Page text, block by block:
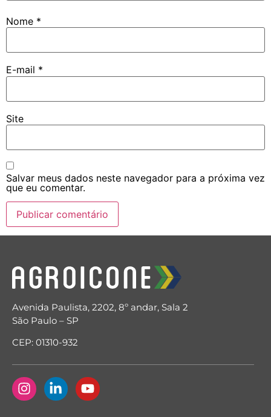
Nome *
E-mail *
Site
Salvar meus dados neste navegador para a próxima vez
que eu comentar.
Avenida Paulista, 2202, 8º andar, Sala 2
São Paulo – SP
CEP: 01310-932